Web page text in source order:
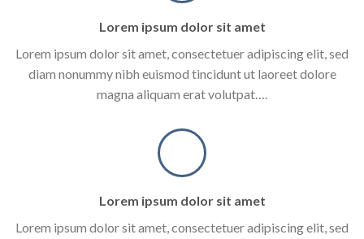
Lorem ipsum dolor sit amet
Lorem ipsum dolor sit amet, consectetuer adipiscing elit, sed
diam nonummy nibh euismod tincidunt ut laoreet dolore
magna aliquam erat volutpat….
Lorem ipsum dolor sit amet
Lorem ipsum dolor sit amet, consectetuer adipiscing elit, sed